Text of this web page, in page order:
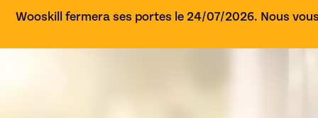
Wooskill fermera ses portes le 24/07/2026. Nous